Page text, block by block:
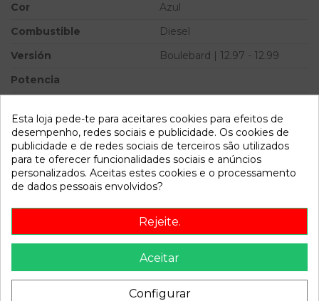
Cor
Azul
Combustible
Diesel
Versión
Boulebard | 12.97 - 12.99
Potencia
(S2) Boulebard | 12.97 - 12.99
Referência 793272
Disponível a partir de: 2022-04-06
Recambio de bomba direccion para peugeot 306 berlina
3/4/5 puertas (s2) boulebard | 12.97 - 12.99 boulebard | 12.97
- 12.99 referencia OEM IAM 9635445780
Esta loja pede-te para aceitares cookies para efeitos de
desempenho, redes sociais e publicidade. Os cookies de
publicidade e de redes sociais de terceiros são utilizados
para te oferecer funcionalidades sociais e anúncios
personalizados. Aceitas estes cookies e o processamento
de dados pessoais envolvidos?
Rejeite.
Aceitar
Configurar